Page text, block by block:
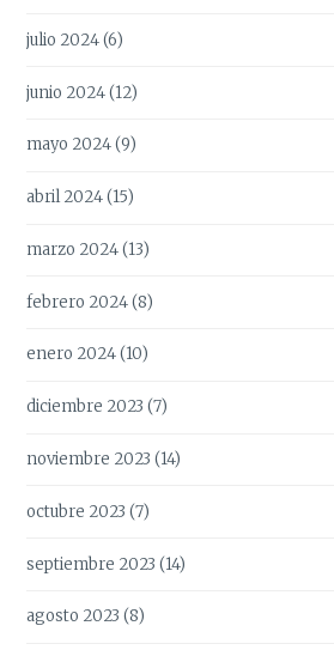
julio 2024(6)
junio 2024(12)
mayo 2024(9)
abril 2024(15)
marzo 2024(13)
febrero 2024(8)
enero 2024(10)
diciembre 2023 (7)
noviembre 2023 (14)
octubre 2023 (7)
septiembre 2023 (14)
agosto 2023 (8)